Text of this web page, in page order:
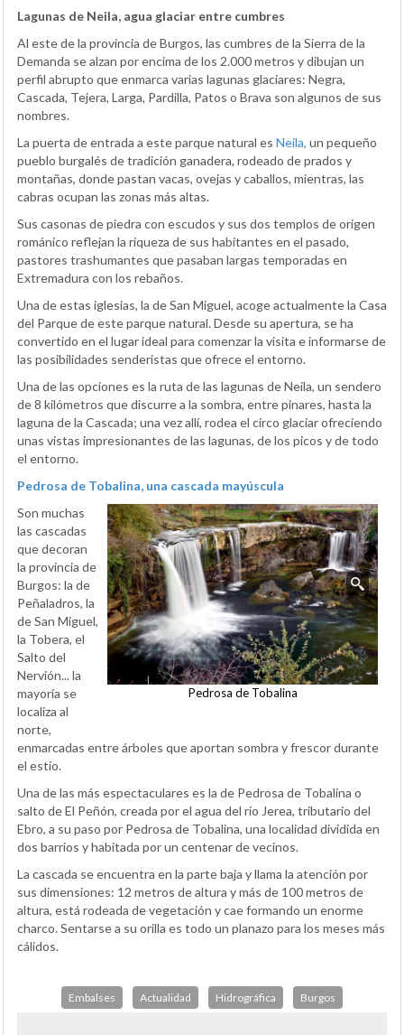
Lagunas de Neila, agua glaciar entre cumbres
Al este de la provincia de Burgos, las cumbres de la Sierra de la
Demanda se alzan por encima de los 2.000 metros y dibujan un
perfil abrupto que enmarca varias lagunas glaciares: Negra,
Cascada, Tejera, Larga, Pardilla, Patos o Brava son algunos de sus
nombres.
La puerta de entrada a este parque natural es Neila, un pequeño
pueblo burgalés de tradición ganadera, rodeado de prados y
montañas, donde pastan vacas, ovejas y caballos, mientras, las
cabras ocupan las zonas más altas.
Sus casonas de piedra con escudos y sus dos templos de origen
románico reflejan la riqueza de sus habitantes en el pasado,
pastores trashumantes que pasaban largas temporadas en
Extremadura con los rebaños.
Una de estas iglesias, la de San Miguel, acoge actualmente la Casa
del Parque de este parque natural. Desde su apertura, se ha
convertido en el lugar ideal para comenzar la visita e informarse de
las posibilidades senderistas que ofrece el entorno.
Una de las opciones es la ruta de las lagunas de Neila, un sendero
de 8 kilómetros que discurre a la sombra, entre pinares, hasta la
laguna de la Cascada; una vez allí, rodea el circo glaciar ofreciendo
unas vistas impresionantes de las lagunas, de los picos y de todo
el entorno.
Pedrosa de Tobalina, una cascada mayúscula
Pedrosa de Tobalina
Son muchas
las cascadas
que decoran
la provincia de
Burgos: la de
Peñaladros, la
de San Miguel,
la Tobera, el
Salto del
Nervión... la
mayoría se
localiza al
norte,
enmarcadas entre árboles que aportan sombra y frescor durante
el estío.
Una de las más espectaculares es la de Pedrosa de Tobalina o
salto de El Peñón, creada por el agua del río Jerea, tributario del
Ebro, a su paso por Pedrosa de Tobalina, una localidad dividida en
dos barrios y habitada por un centenar de vecinos.
La cascada se encuentra en la parte baja y llama la atención por
sus dimensiones: 12 metros de altura y más de 100 metros de
altura, está rodeada de vegetación y cae formando un enorme
charco. Sentarse a su orilla es todo un planazo para los meses más
cálidos.
Embalses Actualidad Hidrográfica Burgos